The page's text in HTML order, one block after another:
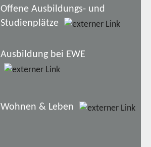
Offene Ausbildungs- und
Studienplätze
Ausbildung bei EWE
Wohnen & Leben